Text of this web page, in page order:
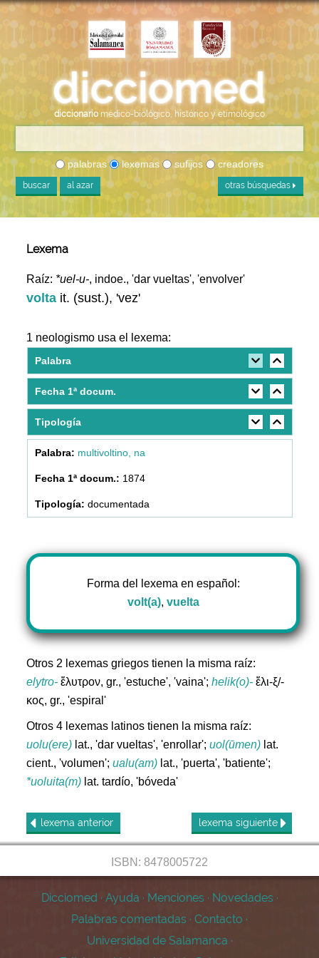
diccionario médico-biológico, histórico y etimológico
palabras lexemas sufijos creadores
buscar al azar otras búsquedas
Lexema
Raíz: *uel-u-, indoe., 'dar vueltas', 'envolver'
volta it. (sust.), 'vez'
1 neologismo usa el lexema:
Palabra
Fecha 1ª docum.
Tipología
multivoltino, na
1874
documentada
Forma del lexema en español:
volt(a), vuelta
Otros 2 lexemas griegos tienen la misma raíz:
elytro- ἔλυτρον, gr., 'estuche', 'vaina';helik(o)- ἕλι-ξ/-
κος, gr., 'espiral'
Otros 4 lexemas latinos tienen la misma raíz:
uolu(ere) lat., 'dar vueltas', 'enrollar';uol(ūmen) lat.
cient., 'volumen';ualu(am) lat., 'puerta', 'batiente';
*uoluita(m) lat. tardío, 'bóveda'
lexema anterior lexema siguiente
ISBN: 8478005722
Dicciomed · Ayuda · Menciones · Novedades ·
Palabras comentadas · Contacto ·
Universidad de Salamanca ·